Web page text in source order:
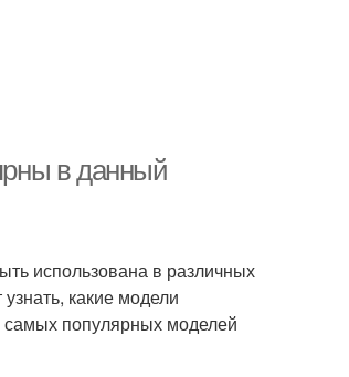
в данный
использована в различных
какие модели
популярных моделей